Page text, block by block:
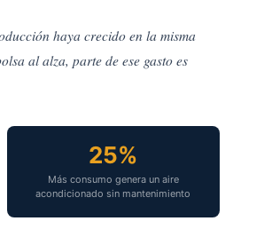
del
haya crecido en la misma
al alza, parte de ese gasto es
25%
Más consumo genera un aire
acondicionado sin mantenimiento